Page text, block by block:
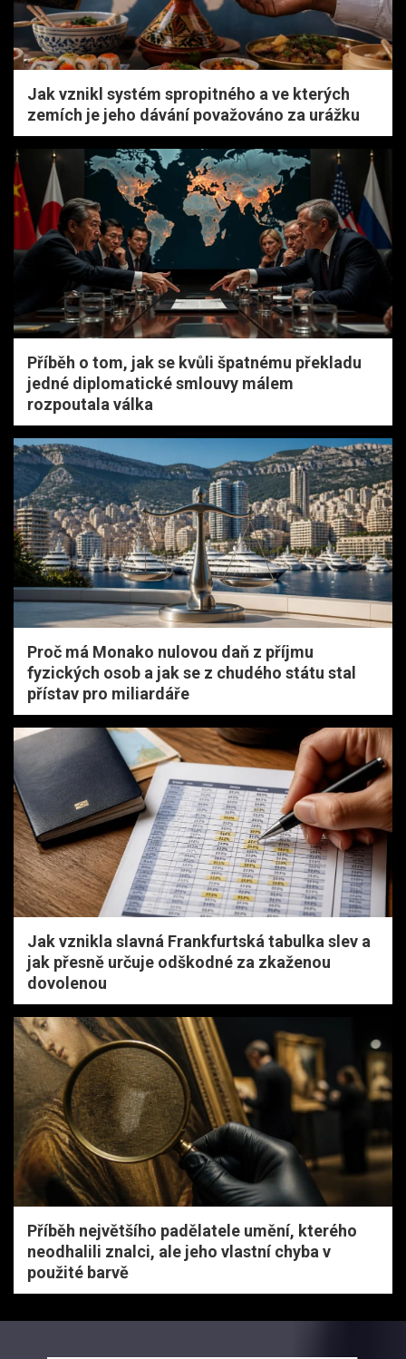
Jak vznikl systém spropitného a ve kterých
zemích je jeho dávání považováno za urážku
Příběh o tom, jak se kvůli špatnému překladu
jedné diplomatické smlouvy málem
rozpoutala válka
Proč má Monako nulovou daň z příjmu
fyzických osob a jak se z chudého státu stal
přístav pro miliardáře
Jak vznikla slavná Frankfurtská tabulka slev a
jak přesně určuje odškodné za zkaženou
dovolenou
Příběh největšího padělatele umění, kterého
neodhalili znalci, ale jeho vlastní chyba v
použité barvě